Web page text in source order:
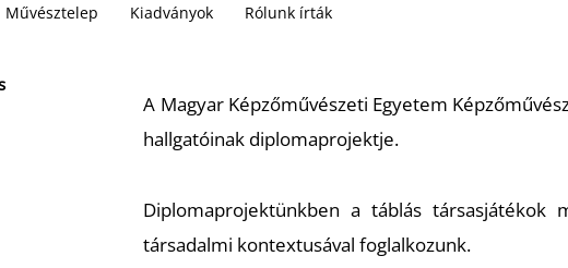
Művésztelep Kiadványok Rólunk írták
A Magyar Képzőművészeti Egyetem
hallgatóinak diplomaprojektje.
Diplomaprojektünkben a táblás társasjátékok
társadalmi kontextusával foglalkozunk.